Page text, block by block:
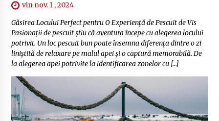
vin nov. 1 , 2024
Găsirea Locului Perfect pentru O Experiență de Pescuit de Vis
Pasionații de pescuit știu că aventura începe cu alegerea locului
potrivit. Un loc pescuit bun poate însemna diferența dintre o zi
liniștită de relaxare pe malul apei și o captură memorabilă. De
la alegerea apei potrivite la identificarea zonelor cu […]